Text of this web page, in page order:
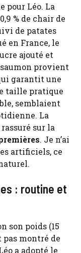
pour Léo. La
% de chair de
de patates
en France, le
ajouté et
provient
garantit une
taille pratique
semblaient
La
sur la
. Je n’ai
artificiels, ce
: routine et
son poids (15
pas montré de
a adopté le